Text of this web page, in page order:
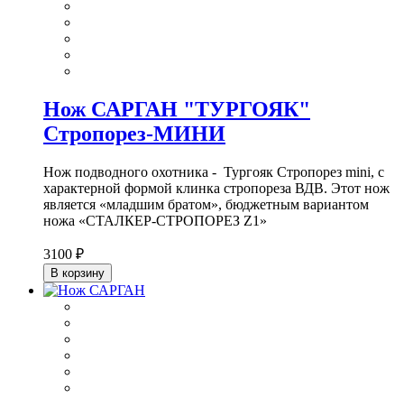
Нож САРГАН "ТУРГОЯК"
Стропорез-МИНИ
Нож подводного охотника - Тургояк Стропорез mini, с
характерной формой клинка стропореза ВДВ. Этот нож
является «младшим братом», бюджетным вариантом
ножа «СТАЛКЕР-СТРОПОРЕЗ Z1»
3100 ₽
В корзину